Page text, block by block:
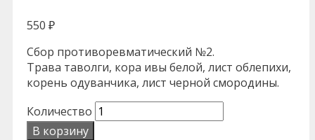
550 ₽
Сбор противоревматический №2.
Трава таволги, кора ивы белой, лист облепихи,
корень одуванчика, лист черной смородины.
Количество
В корзину